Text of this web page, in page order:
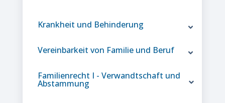
Krankheit und Behinderung
Vereinbarkeit von Familie und Beruf
Familienrecht I - Verwandtschaft und
Abstammung